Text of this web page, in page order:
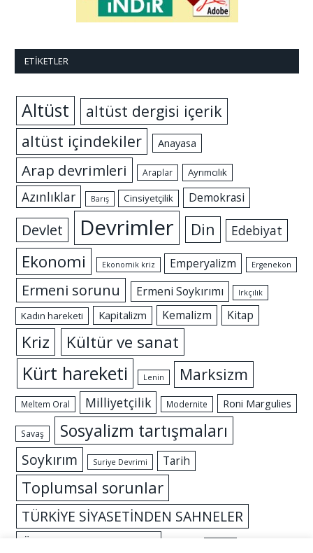
ETIKETLER
Altüst
altüst dergisi içerik
altüst içindekiler
Anayasa
Arap devrimleri Araplar Ayrımcılık
Azınlıklar Barış Cinsiyetçilik Demokrasi
Devlet Devrimler Din Edebiyat
Ekonomi Ekonomik kriz Emperyalizm Ergenekon
Ermeni sorunu Ermeni Soykırımı Irkçılık
Kadın hareketi Kapitalizm Kemalizm Kitap
Kriz Kültür ve sanat
Kürt hareketi Lenin Marksizm
Meltem Oral Milliyetçilik Modernite Roni Margulies
Savaş Sosyalizm tartışmaları
Soykırım Suriye Devrimi Tarih
Toplumsal sorunlar
TÜRKİYE SİYASETİNDEN SAHNELER
Özgürlük mücadelesi